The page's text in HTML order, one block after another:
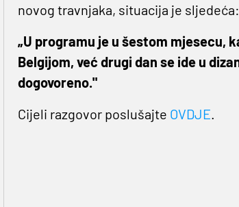
novog travnjaka, situacija je sljedeća:
„U programu je u šestom mjesecu,
Belgijom, već drugi dan se ide u
dogovoreno."
Cijeli razgovor poslušajte OVDJE.